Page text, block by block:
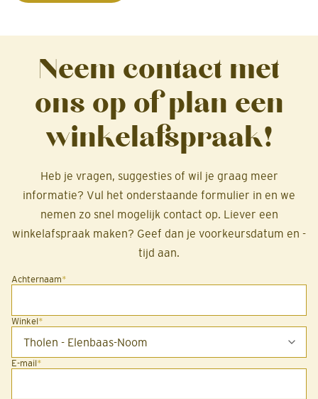
Neem contact met
ons op of plan een
winkelafspraak!
Heb je vragen, suggesties of wil je graag meer
informatie? Vul het onderstaande formulier in en we
nemen zo snel mogelijk contact op. Liever een
winkelafspraak maken? Geef dan je voorkeursdatum en -
tijd aan.
Achternaam*
Winkel*
E-mail*